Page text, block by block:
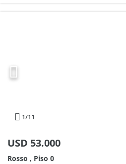
1/11
USD 53.000
Rosso , Piso 0